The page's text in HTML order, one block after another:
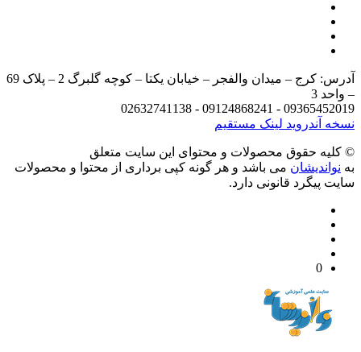
آدرس: کرج – میدان والفجر – خیابان یکتا – کوچه گلبرگ 2 – پلاک 69
3
09365452019 - 09124868241 -
آندرویدلینک مستقیم
حقوق محصولات و محتوای اين سایت متعلق
می باشد و هر گونه کپی برداری از محتوا و محصولات
پیگرد قانونی دارد.